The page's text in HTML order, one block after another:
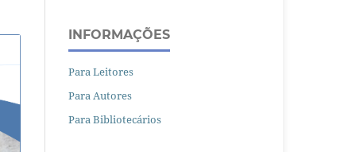
INFORMAÇÕES
Para Leitores
Para Autores
Para Bibliotecários